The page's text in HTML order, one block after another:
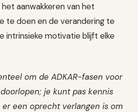
aanwakkeren van het
te doen en de verandering te
intrinsieke motivatie blijft elke
om de ADKAR-fasen voor
je kunt pas kennis
er een oprecht verlangen is om